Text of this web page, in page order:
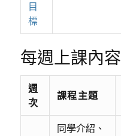
目
標
每週上課內容
週
次
課程主題
同學介紹、